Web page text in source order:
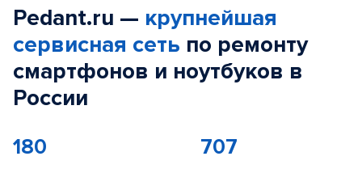
Pedant.ru — крупнейшая
сервисная сеть по ремонту
смартфонов и ноутбуков в
России
180 707